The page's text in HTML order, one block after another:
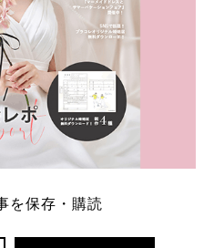
を保存・購読